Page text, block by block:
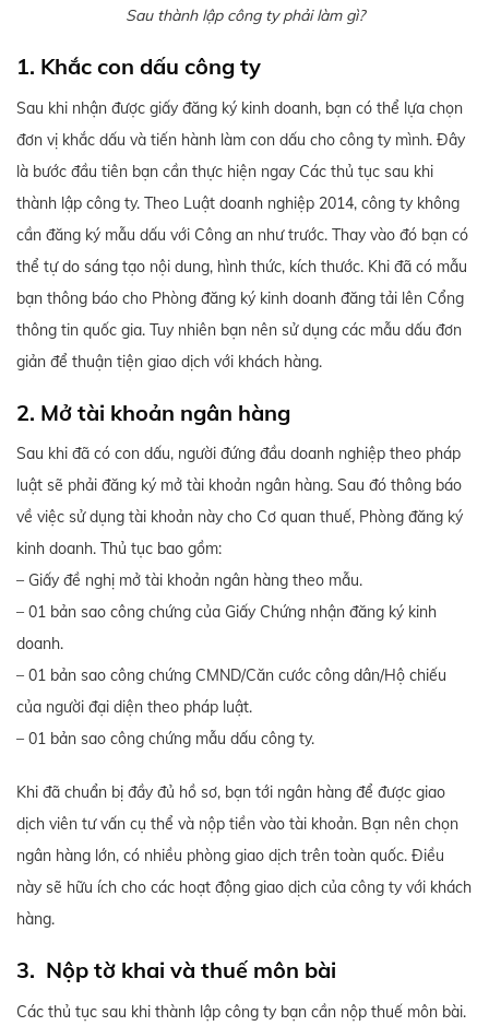
Sau thành lập công ty phải làm gì?
1. Khắc con dấu công ty
Sau khi nhận được giấy đăng ký kinh doanh, bạn có thể lựa chọn
đơn vị khắc dấu và tiến hành làm con dấu cho công ty mình. Đây
là bước đầu tiên bạn cần thực hiện ngay Các thủ tục sau khi
thành lập công ty. Theo Luật doanh nghiệp 2014, công ty không
cần đăng ký mẫu dấu với Công an như trước. Thay vào đó bạn có
thể tự do sáng tạo nội dung, hình thức, kích thước. Khi đã có mẫu
bạn thông báo cho Phòng đăng ký kinh doanh đăng tải lên Cổng
thông tin quốc gia. Tuy nhiên bạn nên sử dụng các mẫu dấu đơn
giản để thuận tiện giao dịch với khách hàng.
2. Mở tài khoản ngân hàng
Sau khi đã có con dấu, người đứng đầu doanh nghiệp theo pháp
luật sẽ phải đăng ký mở tài khoản ngân hàng. Sau đó thông báo
về việc sử dụng tài khoản này cho Cơ quan thuế, Phòng đăng ký
kinh doanh. Thủ tục bao gồm:
– Giấy đề nghị mở tài khoản ngân hàng theo mẫu.
– 01 bản sao công chứng của Giấy Chứng nhận đăng ký kinh
doanh.
– 01 bản sao công chứng CMND/Căn cước công dân/Hộ chiếu
của người đại diện theo pháp luật.
– 01 bản sao công chứng mẫu dấu công ty.
Khi đã chuẩn bị đầy đủ hồ sơ, bạn tới ngân hàng để được giao
dịch viên tư vấn cụ thể và nộp tiền vào tài khoản. Bạn nên chọn
ngân hàng lớn, có nhiều phòng giao dịch trên toàn quốc. Điều
này sẽ hữu ích cho các hoạt động giao dịch của công ty với khách
hàng.
3. Nộp tờ khai và thuế môn bài
Các thủ tục sau khi thành lập công ty bạn cần nộp thuế môn bài.